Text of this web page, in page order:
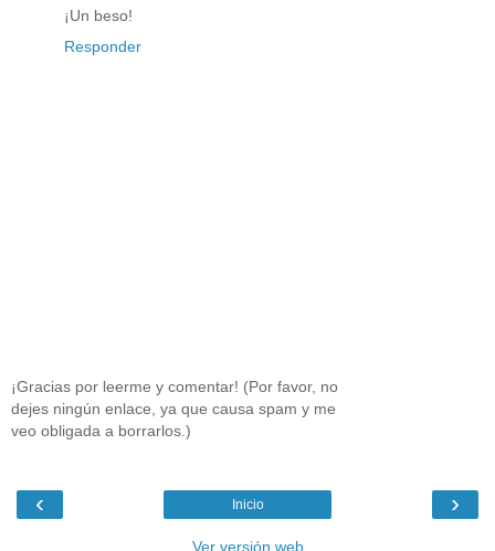
¡Un beso!
Responder
¡Gracias por leerme y comentar! (Por favor, no
dejes ningún enlace, ya que causa spam y me
veo obligada a borrarlos.)
‹ ›
Inicio
Ver versión web